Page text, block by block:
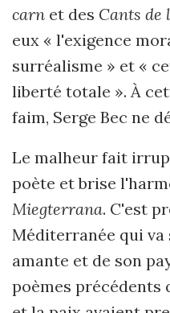
carn et des Cants de
eux « l'exigence
surréalisme » et «
liberté totale ». À
faim, Serge Bec ne
Le malheur fait
poète et brise
Miegterrana. C'est
Méditerranée qui va
amante et de son
poèmes